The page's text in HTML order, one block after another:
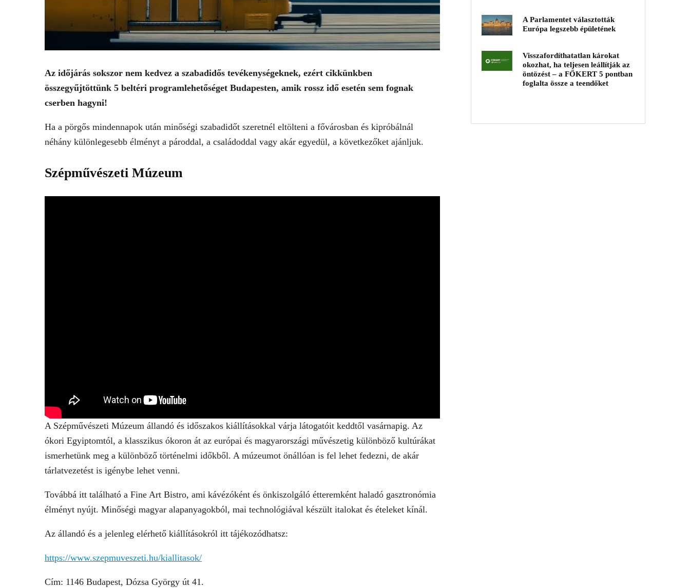
Az időjárás sokszor nem kedvez a szabadidős tevékenységeknek, ezért cikkünkben
összegyűjtöttünk 5 beltéri programlehetőséget Budapesten, amik rossz idő esetén sem fognak
cserben hagyni!
Ha a pörgős mindennapok után minőségi szabadidőt szeretnél eltölteni a fővárosban és kipróbálnál
néhány különlegesebb élményt a pároddal, a családoddal vagy akár egyedül, a következőket ajánljuk.
Szépművészeti Múzeum
A Szépművészeti Múzeum állandó és időszakos kiállításokkal várja látogatóit keddtől vasárnapig. Az
ókori Egyiptomtól, a klasszikus ókoron át az európai és magyarországi művészetig különböző kultúrákat
ismerhetünk meg a különböző történelmi időkből. A múzeumot önállóan is fel lehet fedezni, de akár
tárlatvezetést is igénybe lehet venni.
Továbbá itt található a Fine Art Bistro, ami kávézóként és önkiszolgáló étteremként haladó gasztronómia
élményt nyújt. Minőségi magyar alapanyagokból, mai technológiával készült italokat és ételeket kínál.
Az állandó és a jelenleg elérhető kiállításokról itt tájékozódhatsz:
https://www.szepmuveszeti.hu/kiallitasok/
Cím: 1146 Budapest, Dózsa György út 41.
A Parlamentet választották
Európa legszebb épületének
Visszafordíthatatlan károkat
okozhat, ha teljesen leállítják az
öntözést – a FŐKERT 5 pontban
foglalta össze a teendőket